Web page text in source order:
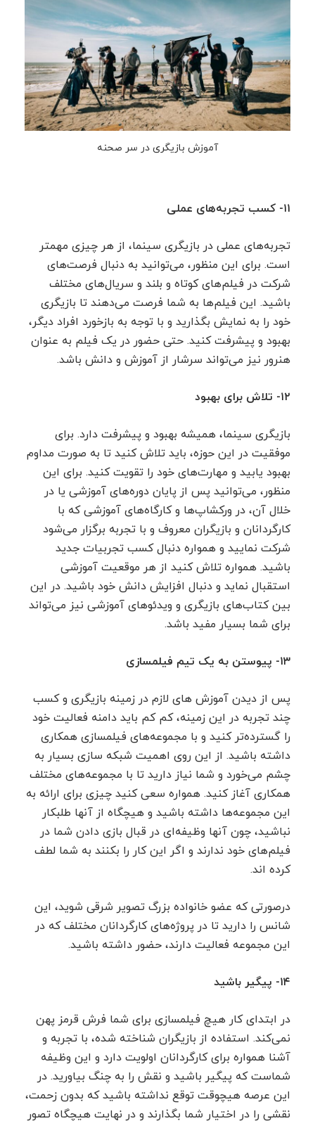
آموزش بازیگری در سر صحنه
۱۱- کسب تجربه‌های عملی
تجربه‌های عملی در بازیگری سینما، از هر چیزی مهمتر
است. برای این منظور، می‌توانید به دنبال فرصت‌های
شرکت در فیلم‌های کوتاه و بلند و سریال‌های مختلف
باشید. این فیلم‌ها به شما فرصت می‌دهند تا بازیگری
خود را به نمایش بگذارید و با توجه به بازخورد افراد دیگر،
بهبود و پیشرفت کنید. حتی حضور در یک فیلم به عنوان
هنرور نیز می‌تواند سرشار از آموزش و دانش باشد.
۱۲- تلاش برای بهبود
بازیگری سینما، همیشه بهبود و پیشرفت دارد. برای
موفقیت در این حوزه، باید تلاش کنید تا به صورت مداوم
بهبود یابید و مهارت‌های خود را تقویت کنید. برای این
منظور، می‌توانید پس از پایان دوره‌های آموزشی یا در
خلال آن، در ورکشاپ‌ها و کارگاه‌های آموزشی که با
کارگردانان و بازیگران معروف و با تجربه برگزار می‌شود
شرکت نمایید و همواره دنبال کسب تجربیات جدید
باشید. همواره تلاش کنید از هر موقعیت آموزشی
استقبال نماید و دنبال افزایش دانش خود باشید. در این
بین کتاب‌های بازیگری و ویدئوهای آموزشی نیز می‌تواند
برای شما بسیار مفید باشد.
۱۳- پیوستن به یک تیم فیلمسازی
پس از دیدن آموزش های لازم در زمینه بازیگری و کسب
چند تجربه در این زمینه، کم کم باید دامنه فعالیت خود
را گسترده‌تر کنید و با مجموعه‌های فیلمسازی همکاری
داشته باشید. از این روی اهمیت شبکه سازی بسیار به
چشم می‌خورد و شما نیاز دارید تا با مجموعه‌های مختلف
همکاری آغاز کنید. همواره سعی کنید چیزی برای ارائه به
این مجموعه‌ها داشته باشید و هیچگاه از آنها طلبکار
نباشید، چون آنها وظیفه‌ای در قبال بازی دادن شما در
فیلم‌های خود ندارند و اگر این کار را بکنند به شما لطف
کرده اند.
درصورتی که عضو خانواده بزرگ تصویر شرقی شوید، این
شانس را دارید تا در پروژه‌های کارگردانان مختلف که در
این مجموعه فعالیت دارند، حضور داشته باشید.
۱۴- پیگیر باشید
در ابتدای کار هیچ فیلمسازی برای شما فرش قرمز پهن
نمی‌کند. استفاده از بازیگران شناخته شده، با تجربه و
آشنا همواره برای کارگردانان اولویت دارد و این وظیفه
شماست که پیگیر باشید و نقش را به چنگ بیاورید. در
این عرصه هیچوقت توقع نداشته باشید که بدون زحمت،
نقشی را در اختیار شما بگذارند و در نهایت هیچگاه تصور